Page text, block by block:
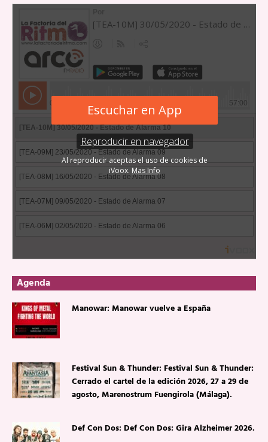
Agenda
Manowar: Manowar vuelve a España
Festival Sun & Thunder: Festival Sun & Thunder:
Cerrado el cartel de la edición 2026, 27 a 29 de
agosto, Marenostrum Fuengirola (Málaga).
Def Con Dos: Def Con Dos: Gira Alzheimer 2026.